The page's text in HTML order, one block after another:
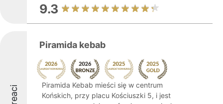
9.3
Piramida kebab
Piramida Kebab mieści się w centrum
Końskich, przy placu Kościuszki 5, i jest